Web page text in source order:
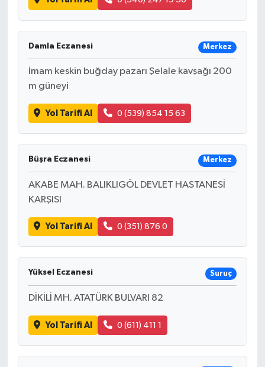
Damla Eczanesi Merkez
İmam keskin buğday pazarı Şelale kavşağı 200
m güneyi
Yol Tarifi Al 0 (539) 854 15 63
Büşra Eczanesi Merkez
AKABE MAH. BALIKLIGÖL DEVLET HASTANESİ
KARŞISI
Yol Tarifi Al 0 (351) 876 0
Yüksel Eczanesi Suruç
DİKİLİ MH. ATATÜRK BULVARI 82
Yol Tarifi Al 0 (611) 411 1